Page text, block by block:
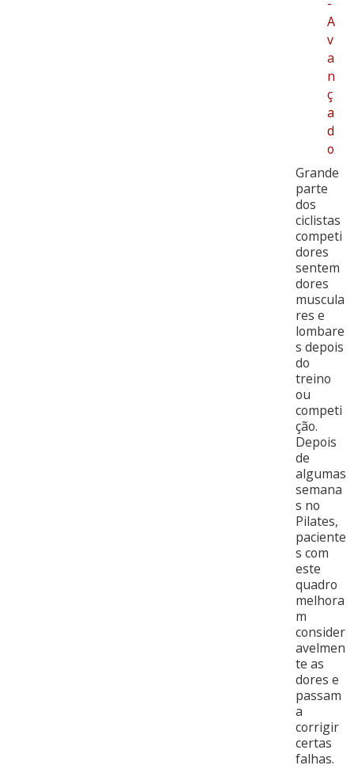
-
A
v
a
n
ç
a
d
o
Grande
parte
dos
ciclistas
competi
dores
sentem
dores
muscula
res e
lombare
s depois
do
treino
ou
competi
ção.
Depois
de
algumas
semana
s no
Pilates,
paciente
s com
este
quadro
melhora
m
consider
avelmen
te as
dores e
passam
a
corrigir
certas
falhas.